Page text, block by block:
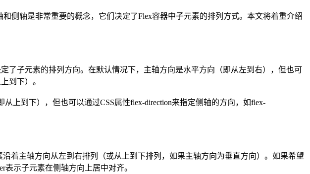
轴是非常重要的概念，它们决定了Flex容器中子元素的排列方式。本文将着重介绍
子元素的排列方向。在默认情况下，主轴方向是水平方向（即从左到右），但也可
到下）。
到下），但也可以通过CSS属性flex-direction来指定侧轴的方向，如flex-
主轴方向从左到右排列（或从上到下排列，如果主轴方向为垂直方向）。如果希望
表示子元素在侧轴方向上居中对齐。